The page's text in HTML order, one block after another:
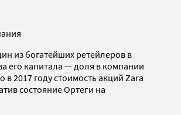
из богатейших ретейлеров в
его капитала — доля в компании
в 2017 году стоимость акций Zara
состояние Ортеги на